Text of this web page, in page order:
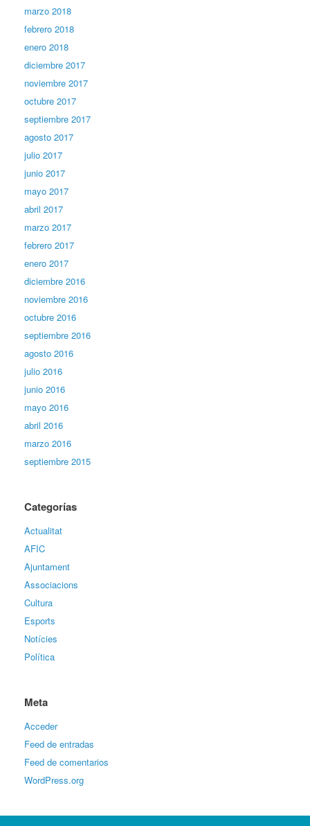
marzo 2018
febrero 2018
enero 2018
diciembre 2017
noviembre 2017
octubre 2017
septiembre 2017
agosto 2017
julio 2017
junio 2017
mayo 2017
abril 2017
marzo 2017
febrero 2017
enero 2017
diciembre 2016
noviembre 2016
octubre 2016
septiembre 2016
agosto 2016
julio 2016
junio 2016
mayo 2016
abril 2016
marzo 2016
septiembre 2015
Categorías
Actualitat
AFIC
Ajuntament
Associacions
Cultura
Esports
Notícies
Política
Meta
Acceder
Feed de entradas
Feed de comentarios
WordPress.org